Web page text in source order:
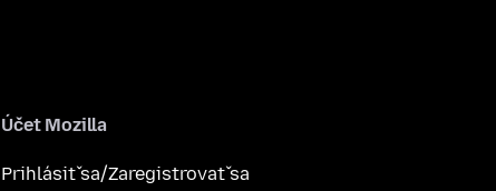
Účet Mozilla
Prihlásiť sa/Zaregistrovať sa